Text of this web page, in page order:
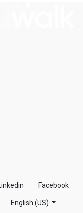
Linkedin Facebook
English (US)